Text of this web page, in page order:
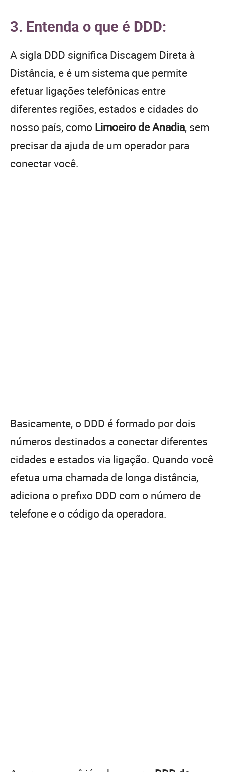
3. Entenda o que é DDD:
A sigla DDD significa Discagem Direta à
Distância, e é um sistema que permite
efetuar ligações telefônicas entre
diferentes regiões, estados e cidades do
nosso país, como Limoeiro de Anadia, sem
precisar da ajuda de um operador para
conectar você.
Basicamente, o DDD é formado por dois
números destinados a conectar diferentes
cidades e estados via ligação. Quando você
efetua uma chamada de longa distância,
adiciona o prefixo DDD com o número de
telefone e o código da operadora.